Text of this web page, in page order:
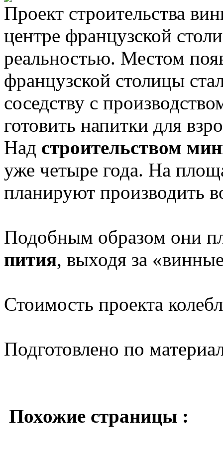
Проект строительства
центре французской
реальностью. Местом
французской столицы
соседству с
готовить напитки для
Над строительством
уже четыре года. На
планируют производить
Подобным образом они
пития, выходя за
Стоимость проекта
Подготовлено по
Похожие страницы :